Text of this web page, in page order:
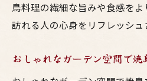
鳥料理の繊細な旨みや食感をよ
訪れる人の心身をリフレッシュ
おしゃれなガーデン空間で焼